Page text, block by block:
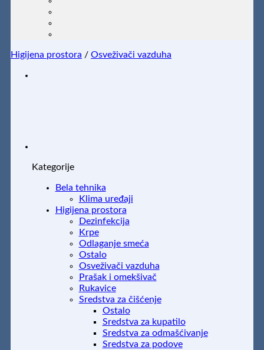
Higijena prostora / Osveživači vazduha
Kategorije
Bela tehnika
Klima uređaji
Higijena prostora
Dezinfekcija
Krpe
Odlaganje smeća
Ostalo
Osveživači vazduha
Prašak i omekšivač
Rukavice
Sredstva za čišćenje
Ostalo
Sredstva za kupatilo
Sredstva za odmašćivanje
Sredstva za podove